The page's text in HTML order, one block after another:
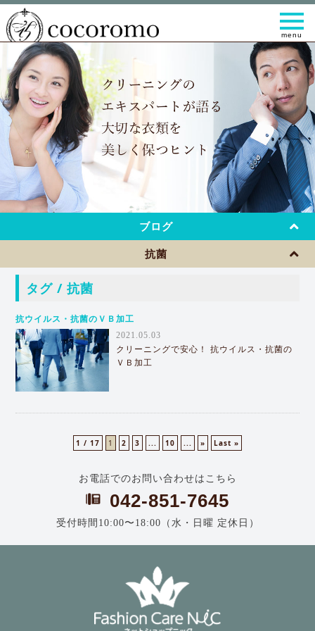
t
o
g
g
l
e
n
a
v
i
g
a
t
i
o
n
ブログ
抗菌
タグ / 抗菌
抗ウイルス・抗菌のＶＢ加工
2021.05.03
クリーニングで安心！ 抗ウイルス・抗菌の
ＶＢ加工
1 / 17 1 2 3 ... 10 ... » Last »
お電話でのお問い合わせはこちら
042-851-7645
受付時間10:00〜18:00（水・日曜 定休日）